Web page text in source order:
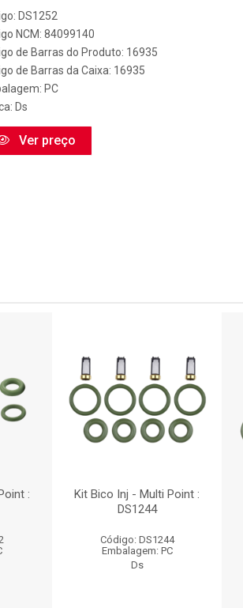
DS1252
NCM: 84099140
de Barras do Produto: 16935
de Barras da Caixa: 16935
PC
Ds
Ver preço
:
Kit Bico Inj - Multi Point :
DS1244
Código: DS1244
Embalagem: PC
Ds